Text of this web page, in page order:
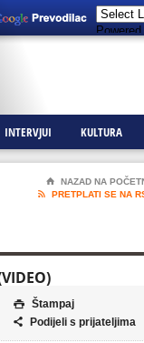
INTERVJUI KULTURA
⌂
NAZAD NA

PRETPLATI SE NA
 Štampaj
 Podijeli s prijateljima